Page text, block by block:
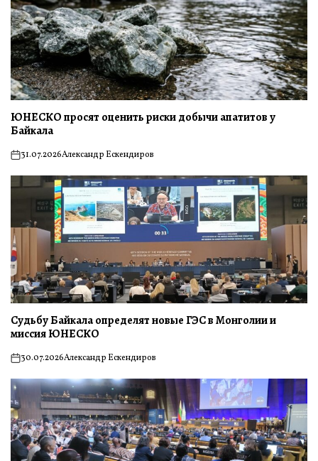
ЮНЕСКО просят оценить риски добычи апатитов у
Байкала
on31.07.2026Александр Ескендиров
Судьбу Байкала определят новые ГЭС в Монголии и
миссия ЮНЕСКО
on30.07.2026Александр Ескендиров